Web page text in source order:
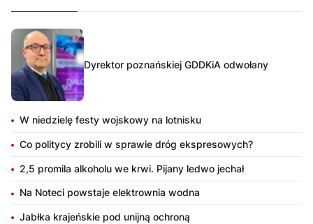
Dyrektor poznańskiej GDDKiA odwołany
W niedzielę festy wojskowy na lotnisku
Co politycy zrobili w sprawie dróg ekspresowych?
2,5 promila alkoholu we krwi. Pijany ledwo jechał
Na Noteci powstaje elektrownia wodna
Jabłka krajeńskie pod unijną ochroną